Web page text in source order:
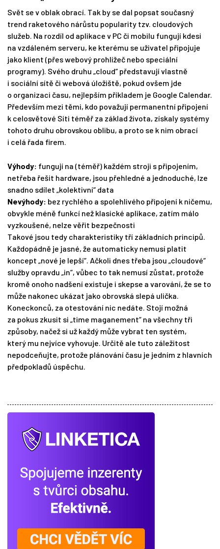
Svět se v oblak obrací. Tak by se dal popsat současný
trend raketového nárůstu popularity tzv. cloudových
služeb. Na rozdíl od aplikace v PC či mobilu fungují kdesi
na vzdáleném serveru, ke kterému se uživatel připojuje
jako klient (přes webový prohlížeč nebo speciální
programy). Svého druhu „cloud“ představují vlastně
i sociální sítě či webová úložiště, pokud ovšem jde
o organizaci času, nejlepším příkladem je Google Calendar.
Především mezi těmi, kdo považují permanentní připojení
k celosvětové Síti téměř za základ života, získaly systémy
tohoto druhu obrovskou oblibu, a proto se k nim obrací
i celá řada firem.
Výhody: fungují na (téměř) každém stroji s připojením,
netřeba řešit hardware, jsou přehledné a jednoduché, lze
snadno sdílet „kolektivní“ data
Nevýhody: bez rychlého a spolehlivého připojení k ničemu,
obvykle méně funkcí než klasické aplikace, zatím málo
vyzkoušené, nelze věřit bezpečnosti
Takové jsou tedy charakteristiky tří základních principů.
Každopádně je jasné, že automaticky nemusí platit
koncept „nové je lepší“. Ačkoli dnes třeba jsou „cloudové“
služby opravdu „in“, vůbec to tak nemusí zůstat, protože
kromě onoho nadšení existuje i skepse a varování, že se to
může nakonec ukázat jako obrovská slepá ulička.
Koneckonců, za otestování nic nedáte. Stojí možná
za pokus zkusit si „time maganement“ na všechny tři
způsoby, načež si už každý může vybrat ten systém,
který mu nejvíce vyhovuje. Určitě ale tuto záležitost
nepodceňujte, protože plánování času je jedním z hlavních
předpokladů úspěchu.